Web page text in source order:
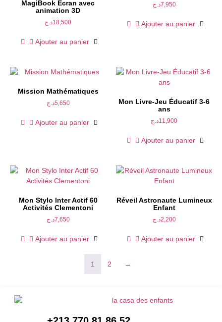
MagiBook Ecran avec
animation 3D
18,500د.ج
Ajouter au panier
7,950د.ج
Ajouter au panier
Mission Mathématiques
5,650د.ج
Ajouter au panier
Mon Livre-Jeu Éducatif 3-6
ans
11,900د.ج
Ajouter au panier
Mon Stylo Inter Actif 60
Activités Clementoni
7,650د.ج
Ajouter au panier
Réveil Astronaute Lumineux
Enfant
2,200د.ج
Ajouter au panier
1 2 →